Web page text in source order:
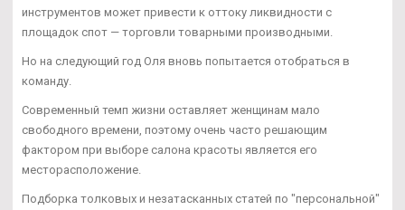
инструментов может привести к оттоку ликвидности с
площадок спот — торговли товарными производными.
Но на следующий год Оля вновь попытается отобраться в
команду.
Современный темп жизни оставляет женщинам мало
свободного времени, поэтому очень часто решающим
фактором при выборе салона красоты является его
месторасположение.
Подборка толковых и незатасканных статей по "персональной"